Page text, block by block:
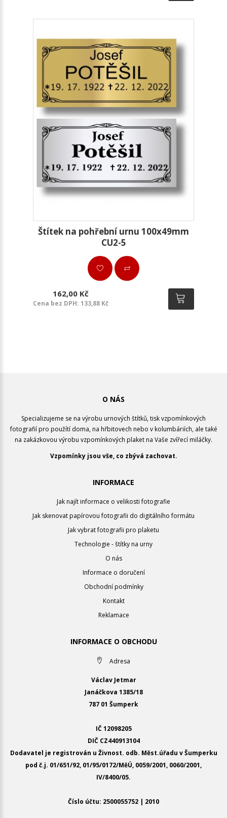
Štítek na pohřební urnu 100x49mm
CU2-5
162,00 Kč
Cena bez DPH: 133,88 Kč
O NÁS
Specializujeme se na výrobu urnových štítků, tisk vzpomínkových
fotografií pro použítí doma, na hřbitovech nebo v kolumbáriích, ale také
na zakázkovou výrobu vzpomínkových plaket na Vaše zvířecí miláčky.
Vzpomínky jsou vše, co zbývá zachovat.
INFORMACE
Jak najít informace o velikosti fotografie
Jak skenovat papírovou fotografii do digitálního formátu
Jak vybrat fotografii pro plaketu
Technologie - štítky na urny
O nás
Informace o doručení
Obchodní podmínky
Kontakt
Reklamace
INFORMACE O OBCHODU
Adresa
Václav Jetmar
Janáčkova 1385/18
787 01 Šumperk
IČ 12098205
DIČ CZ440913104
Dodavatel je registrován u Živnost. odb. Měst.úřadu v Šumperku
pod č.j. 01/651/92, 01/95/0172/MěÚ, 0059/2001, 0060/2001,
IV/8400/05.
Číslo účtu: 2500055752 | 2010